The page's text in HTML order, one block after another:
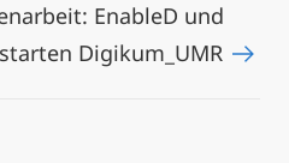
EnableD und
Digikum_UMR